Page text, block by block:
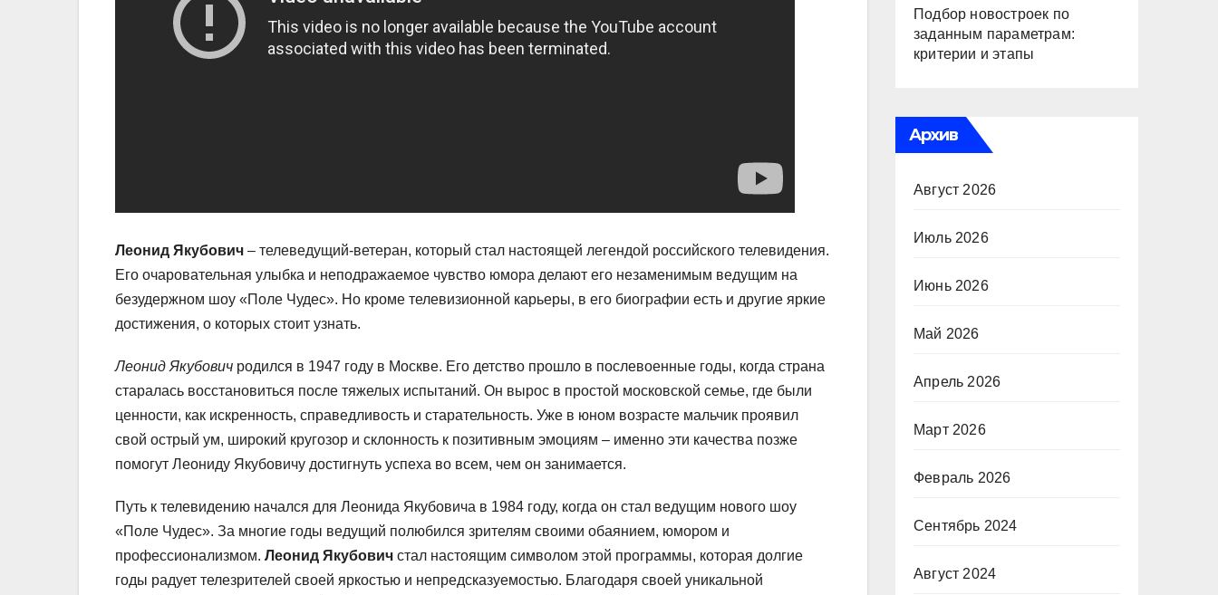
Леонид Якубович – телеведущий-ветеран, который стал настоящей легендой российского телевидения.
Его очаровательная улыбка и неподражаемое чувство юмора делают его незаменимым ведущим на
безудержном шоу «Поле Чудес». Но кроме телевизионной карьеры, в его биографии есть и другие яркие
достижения, о которых стоит узнать.
Леонид Якубович родился в 1947 году в Москве. Его детство прошло в послевоенные годы, когда страна
старалась восстановиться после тяжелых испытаний. Он вырос в простой московской семье, где были
ценности, как искренность, справедливость и старательность. Уже в юном возрасте мальчик проявил
свой острый ум, широкий кругозор и склонность к позитивным эмоциям – именно эти качества позже
помогут Леониду Якубовичу достигнуть успеха во всем, чем он занимается.
Путь к телевидению начался для Леонида Якубовича в 1984 году, когда он стал ведущим нового шоу
«Поле Чудес». За многие годы ведущий полюбился зрителям своими обаянием, юмором и
профессионализмом. Леонид Якубович стал настоящим символом этой программы, которая долгие
годы радует телезрителей своей яркостью и непредсказуемостью. Благодаря своей уникальной
Подбор новостроек по
заданным параметрам:
критерии и этапы
Архив
Август 2026
Июль 2026
Июнь 2026
Май 2026
Апрель 2026
Март 2026
Февраль 2026
Сентябрь 2024
Август 2024